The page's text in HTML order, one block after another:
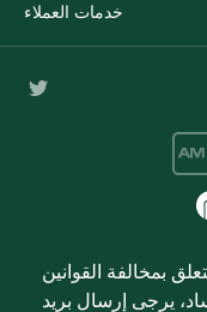
خدمات العملاء
بمخالفة القوانين
يرجى إرسال بريد